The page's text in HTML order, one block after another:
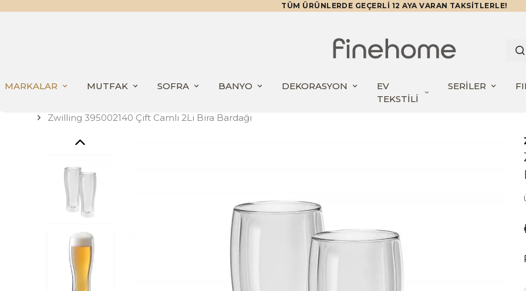
TÜM ÜRÜNLERDE GEÇERLİ 12 AYA VARAN TAKSİTLERLE!
MARKALAR MUTFAK SOFRA BANYO DEKORASYON
EV
TEKSTİLİ
SERİLER
Zwilling 395002140 Çift Camlı 2Li Bira Bardağı